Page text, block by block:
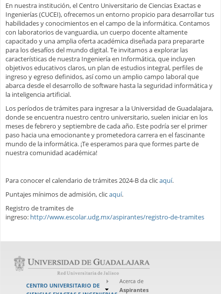
En nuestra institución, el Centro Universitario de Ciencias Exactas e
Ingenierías (CUCEI), ofrecemos un entorno propicio para desarrollar tus
habilidades y conocimientos en el campo de la informática. Contamos
con laboratorios de vanguardia, un cuerpo docente altamente
capacitado y una amplia oferta académica diseñada para prepararte
para los desafíos del mundo digital. Te invitamos a explorar las
características de nuestra Ingeniería en Informática, que incluyen
objetivos educativos claros, un plan de estudios integral, perfiles de
ingreso y egreso definidos, así como un amplio campo laboral que
abarca desde el desarrollo de software hasta la seguridad informática y
la inteligencia artificial.
Los períodos de trámites para ingresar a la Universidad de Guadalajara,
donde se encuentra nuestro centro universitario, suelen iniciar en los
meses de febrero y septiembre de cada año. Este podría ser el primer
paso hacia una emocionante y prometedora carrera en el fascinante
mundo de la informática. ¡Te esperamos para que formes parte de
nuestra comunidad académica!
Para conocer el calendario de trámites 2024-B da clicaquí.
Puntajes mínimos de admisión, clicaquí.
Registro de tramites de
ingreso: http://www.escolar.udg.mx/aspirantes/registro-de-tramites
CENTRO UNIVERSITARIO DE
Acerca de
Aspirantes